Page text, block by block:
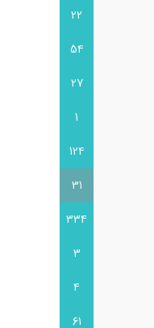
22
54
27
1
124
31
334
3
4
61